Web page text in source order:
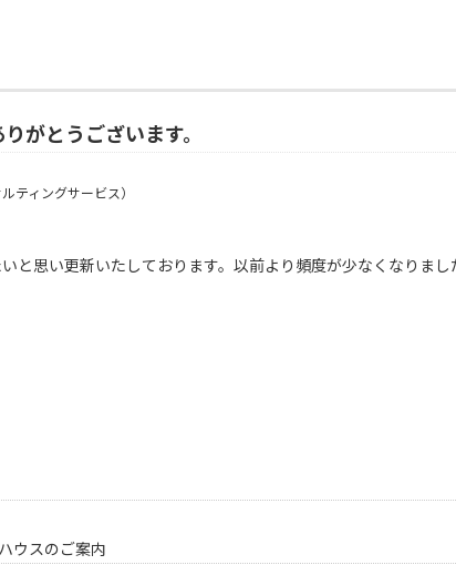
がとうございます。
ティングサービス）
と思い更新いたしております。以前より頻度が少なくなりま
ウスのご案内